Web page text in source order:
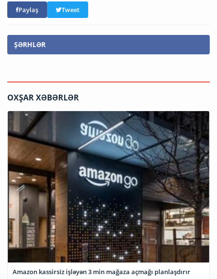
Paylaş Tweet
ŞƏRHLƏR
OXŞAR XƏBƏRLƏR
Amazon kassirsiz işləyən 3 min mağaza açmağı planlaşdırır